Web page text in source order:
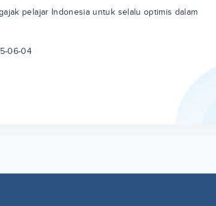
pelajar Indonesia untuk selalu optimis dalam
06-04